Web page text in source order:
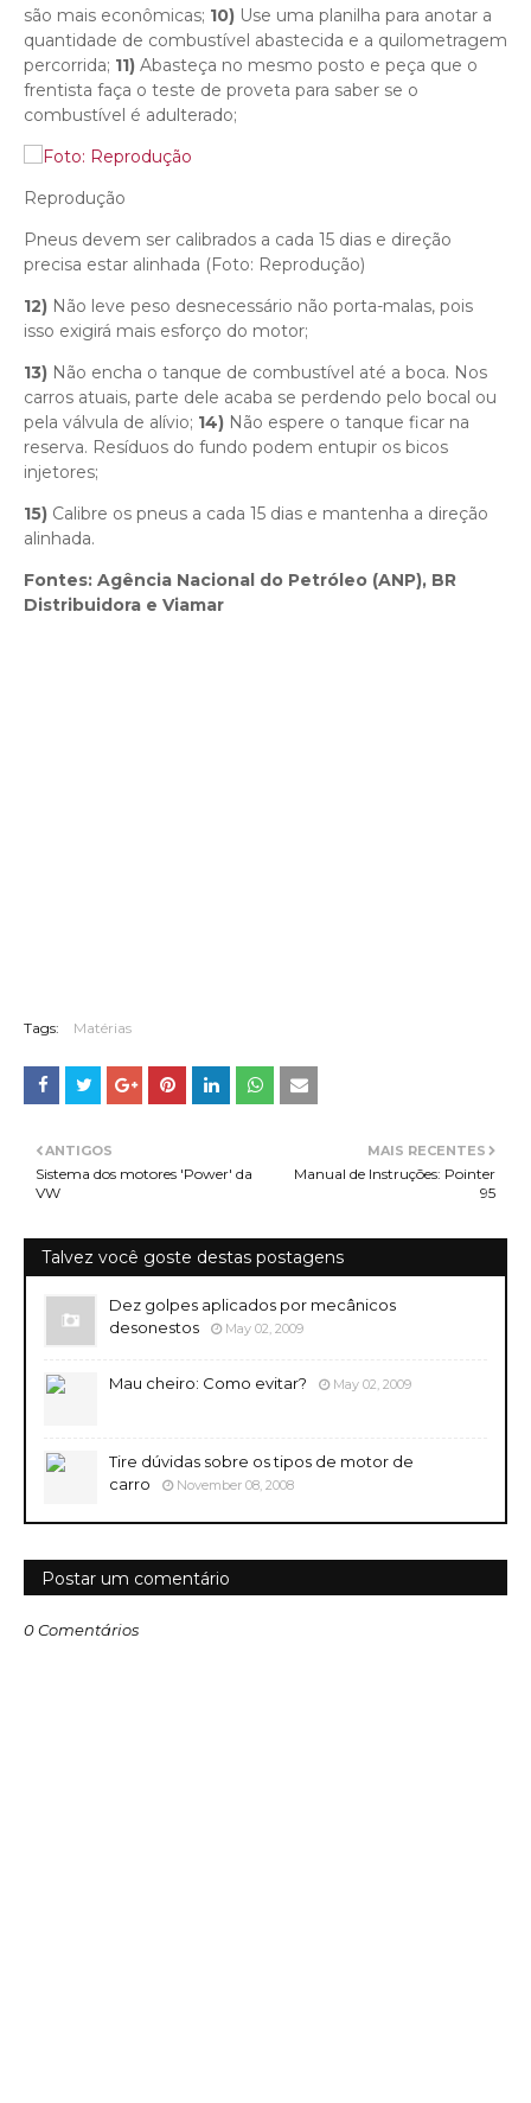
são mais econômicas; 10) Use uma planilha para anotar a
quantidade de combustível abastecida e a quilometragem
percorrida; 11) Abasteça no mesmo posto e peça que o
frentista faça o teste de proveta para saber se o
combustível é adulterado;
Reprodução
Pneus devem ser calibrados a cada 15 dias e direção
precisa estar alinhada (Foto: Reprodução)
12) Não leve peso desnecessário não porta-malas, pois
isso exigirá mais esforço do motor;
13) Não encha o tanque de combustível até a boca. Nos
carros atuais, parte dele acaba se perdendo pelo bocal ou
pela válvula de alívio; 14) Não espere o tanque ficar na
reserva. Resíduos do fundo podem entupir os bicos
injetores;
15) Calibre os pneus a cada 15 dias e mantenha a direção
alinhada.
Fontes: Agência Nacional do Petróleo (ANP), BR
Distribuidora e Viamar
Tags: Matérias
MAIS RECENTES
Manual de Instruções: Pointer
95
ANTIGOS
Sistema dos motores 'Power' da
VW
Talvez você goste destas postagens
Dez golpes aplicados por mecânicos
desonestos
May 02, 2009
Mau cheiro: Como evitar? May 02, 2009
Tire dúvidas sobre os tipos de motor de
carro
November 08, 2008
Postar um comentário
0 Comentários